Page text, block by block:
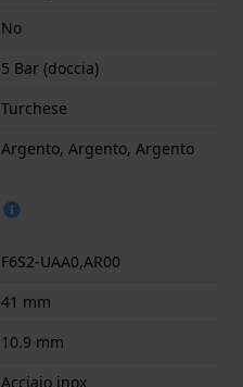
No
5 Bar (doccia)
Turchese
Argento, Argento, Argento
F6S2-UAA0,AR00
41 mm
10.9 mm
Acciaio inox